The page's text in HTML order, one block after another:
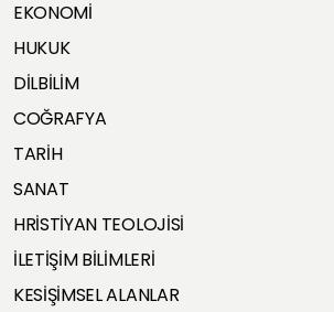
EKONOMİ
HUKUK
DİLBİLİM
COĞRAFYA
TARİH
SANAT
HRİSTİYAN TEOLOJİSİ
İLETİŞİM BİLİMLERİ
KESİŞİMSEL ALANLAR